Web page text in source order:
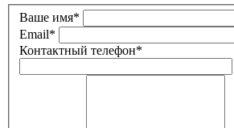
Ваше имя*
Email*
Контактный телефон*